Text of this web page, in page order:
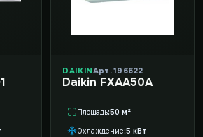
DAIKINАрт. 196622
Daikin FXAA50A
Площадь 50 м²
Охлаждение 5 кВт